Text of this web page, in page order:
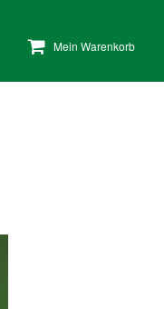
Mein Warenkorb